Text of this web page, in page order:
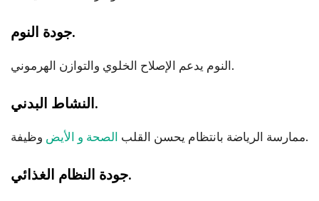
جودة النوم.
النوم يدعم الإصلاح الخلوي والتوازن الهرموني.
النشاط البدني.
ممارسة الرياضة بانتظام يحسن القلب الصحة و الأيض وظيفة.
جودة النظام الغذائي.